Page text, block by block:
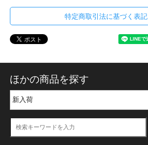
特定商取引法に基づく表記
ほかの商品を探す